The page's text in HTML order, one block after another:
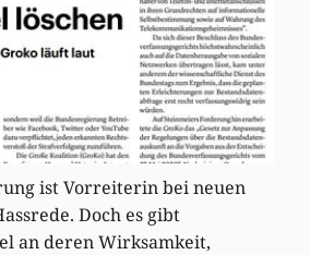
ist Vorreiterin bei neuen
Doch es gibt
an deren Wirksamkeit,